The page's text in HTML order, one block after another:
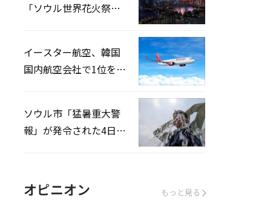
「ソウル世界花火祭り
イースター航空、韓国
国内航空会社で1位を記
ソウル市「猛暑重大警
報」が発令された4日、
オピニオン もっと見る